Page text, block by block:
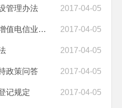
管理办法 2017-04-05
基础电信业务和跨地区增值电信业务经营许可备案 2017-04-05
2017-04-05
政策问答 2017-04-05
记规定 2017-04-05